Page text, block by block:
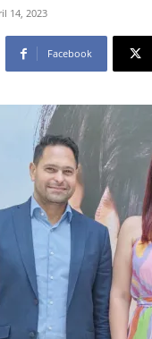
14, 2023
Facebook